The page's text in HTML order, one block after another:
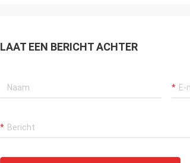
LAAT EEN BERICHT ACHTER